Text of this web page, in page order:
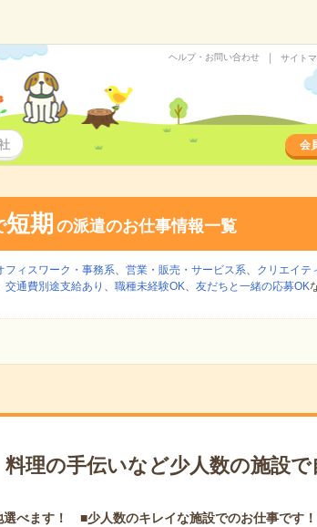
ヘルプ・お問い合わせ サイト
会
短期 の派遣のお仕事情報一覧
フィスワーク・事務系、 営業・販売・サービス系、 クリエイテ
交通費別途支給あり 、 職種未経験OK、 友だちと一緒の応募OK
料理の手伝いなど少人数の施設で
べます！ ■少人数のキレイな施設でのお仕事です！